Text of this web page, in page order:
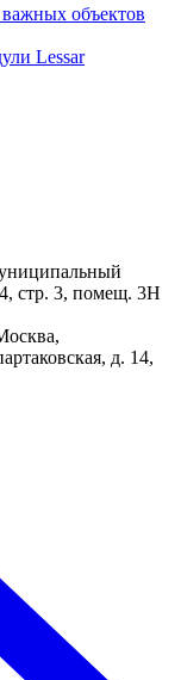
объектов
Lessar
стр. 3, помещ. 3Н
д. 14,